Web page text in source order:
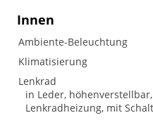
Innen
Ambiente-Beleuchtung
Klimatisierung
Lenkrad
in Leder,
Lenkradheizung, mit